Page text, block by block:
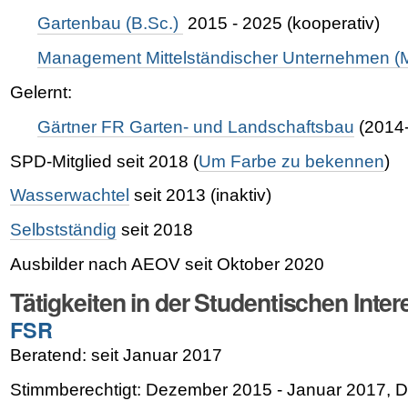
Gartenbau (B.Sc.) 2015 - 2025 (kooperativ)
Management Mittelständischer Unternehmen
Gelernt:
Gärtner FR Garten- und Landschaftsbau
SPD-Mitglied seit 2018 (Um Farbe zu bekennen)
Wasserwachtel seit 2013 (inaktiv)
Selbstständig seit 2018
Ausbilder nach AEOV seit Oktober 2020
Tätigkeiten in der Studentischen
FSR
Beratend: seit Januar 2017
Stimmberechtigt: Dezember 2015 - Januar 2017,